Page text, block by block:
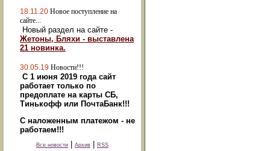
18.11.20 Новое поступление на
сайте...
Новый раздел на сайте -
Жетоны, Бляхи - выставлена
21 новинка.
30.05.19 Новости!!!
С 1 июня 2019 года сайт
работает только по
предоплате на карты СБ,
Тинькофф или ПочтаБанк!!!
С наложенным платежом - не
работаем!!!
Все новости Архив RSS